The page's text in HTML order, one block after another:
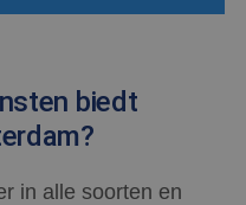
biedt
in alle soorten en